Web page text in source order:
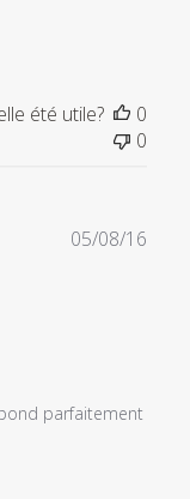
été utile?
0
0
parfaitement
05/08/16